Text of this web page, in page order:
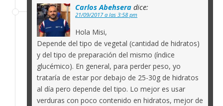
Carlos Abehsera dice:
21/09/2017 a las 3:58 pm
Hola Misi,
Depende del tipo de vegetal (cantidad de hidratos)
y del tipo de preparación del mismo (índice
glucémico). En general, para perder peso, yo
trataría de estar por debajo de 25-30g de hidratos
al día pero depende del tipo. Lo mejor es usar
verduras con poco contenido en hidratos, mejor de